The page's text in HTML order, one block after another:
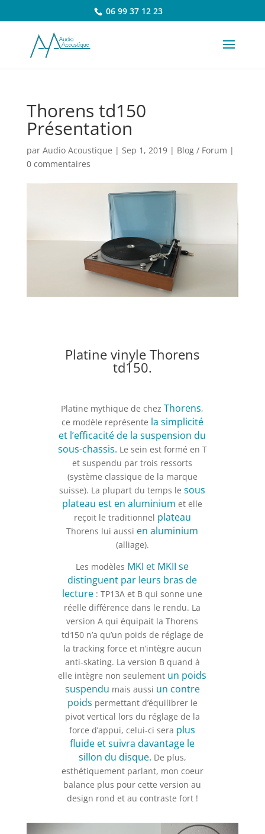
06 99 37 12 23
Thorens td150
Présentation
par Audio Acoustique | Sep 1, 2019| Blog / Forum |
0 commentaires
Platine vinyle Thorens
td150.
Platine mythique de chezThorens,
ce modèle représente la simplicité
et l’efficacité de la suspension du
sous-chassis. Le sein est formé en T
et suspendu par trois ressorts
(système classique de la marque
suisse). La plupart du temps lesous
plateau est en aluminium et elle
reçoit le traditionnel plateau
Thorens lui aussi en aluminium
(alliage).
Les modèles MKI et MKII se
distinguent par leurs bras de
lecture : TP13A et B qui sonne une
réelle différence dans le rendu. La
version A qui équipait la Thorens
td150 n’a qu’un poids de réglage de
la tracking force et n’intègre aucun
anti-skating. La version B quand à
elle intègre non seulement un poids
suspendu mais aussi un contre
poids permettant d’équilibrer le
pivot vertical lors du réglage de la
force d’appui, celui-ci sera plus
fluide et suivra davantage le
sillon du disque. De plus,
esthétiquement parlant, mon coeur
balance plus pour cette version au
design rond et au contraste fort !